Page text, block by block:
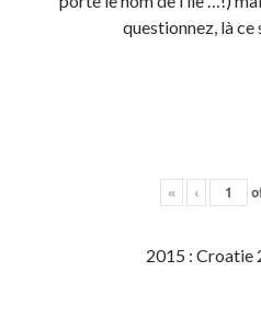
questionnez, là
« ‹
2015 : Croatie